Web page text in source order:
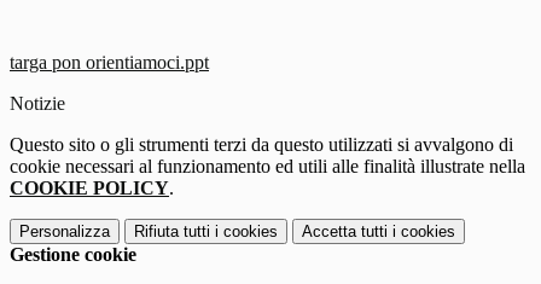
targa pon orientiamoci.ppt
Notizie
Questo sito o gli strumenti terzi da questo utilizzati si avvalgono di
cookie necessari al funzionamento ed utili alle finalità illustrate nella
COOKIE POLICY.
Personalizza Rifiuta tutti i cookies Accetta tutti i cookies
Gestione cookie